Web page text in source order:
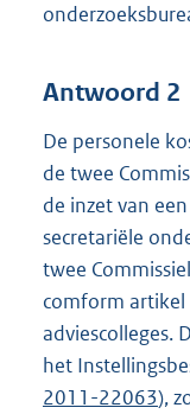
Antwoord 2
De personele
de twee
de inzet van
secretariële
twee
comform artikel
adviescolleges.
het
2011-22063),